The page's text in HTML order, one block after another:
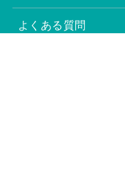
よくある質問